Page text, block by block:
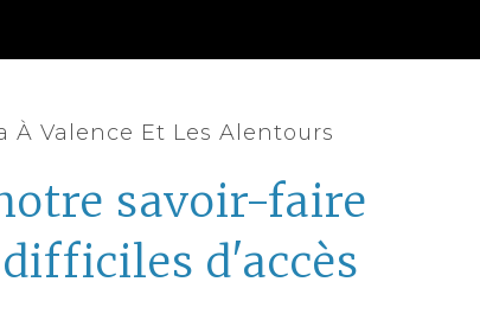
Valence Et Les Alentours
savoir-faire
d'accès